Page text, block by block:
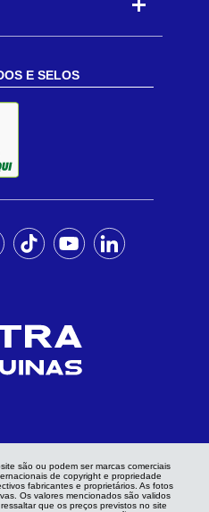
E SELOS
são ou podem ser marcas comerciais
de copyright e propriedade
fabricantes e proprietários. As fotos
Os valores mencionados são validos
que os preços previstos no site